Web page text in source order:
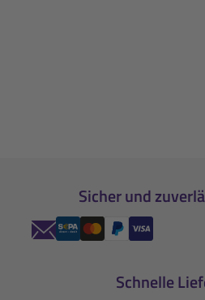
Sicher und
Schnelle